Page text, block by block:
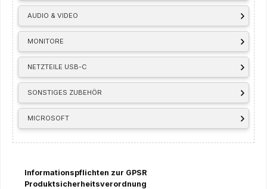
AUDIO & VIDEO
MONITORE
NETZTEILE USB-C
SONSTIGES ZUBEHÖR
MICROSOFT
Informationspflichten zur GPSR
Produktsicherheitsverordnung